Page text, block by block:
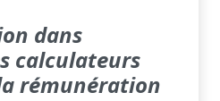
dans
calculateurs
rémunération